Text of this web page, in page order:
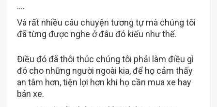
….
Và rất nhiều câu chuyện tương tự mà chúng tôi
đã từng được nghe ở đâu đó kiểu như thế.
Điều đó đã thôi thúc chúng tôi phải làm điều gì
đó cho những người ngoài kia, để họ cảm thấy
an tâm hơn, tiện lợi hơn khi họ cần mua xe hay
bán xe.